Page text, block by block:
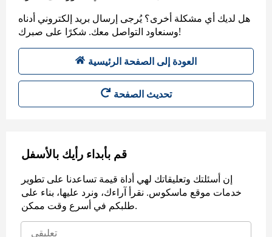
هل لديك أي مشكلة أخرى؟ يُرجى إرسال بريد إلكتروني أدناه
وسنعاود التواصل معك. شكرًا على صبرك!
العودة إلى الصفحة الرئيسية
تحديث الصفحة
قم بأبداء رأيك بالأسفل
إن أسئلتك وتعليقاتك لهي أداة قيمة تساعدنا على تطوير
خدمات موقع ماسكوس. نقرأ آراءك، ونرد عليها، بناء على
طلبكم في أسرع وقت ممكن.